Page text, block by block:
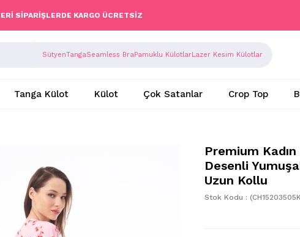
SİPARİŞLERDE KARGO ÜCRETSİZ
SütyenTangaSeamless BraPamuklu KülotlarLazer Kesim Külotlar
Tanga Külot Külot Çok Satanlar Crop Top
Premium
Desenli
Uzun Kollu
Stok Kodu